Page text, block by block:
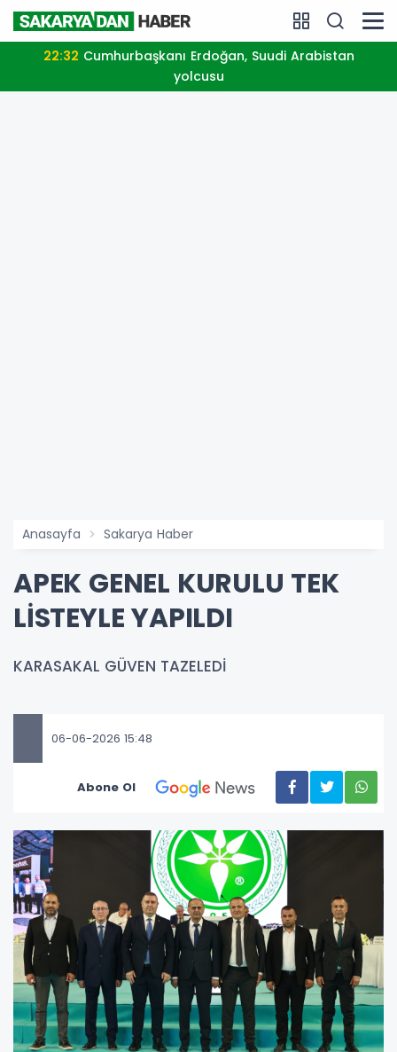
22:32
yolcusu
Anasayfa Sakarya Haber
APEK GENEL KURULU TEK
LİSTEYLE YAPILDI
KARASAKAL GÜVEN TAZELEDİ
06-06-2026 15:48
Abone Ol